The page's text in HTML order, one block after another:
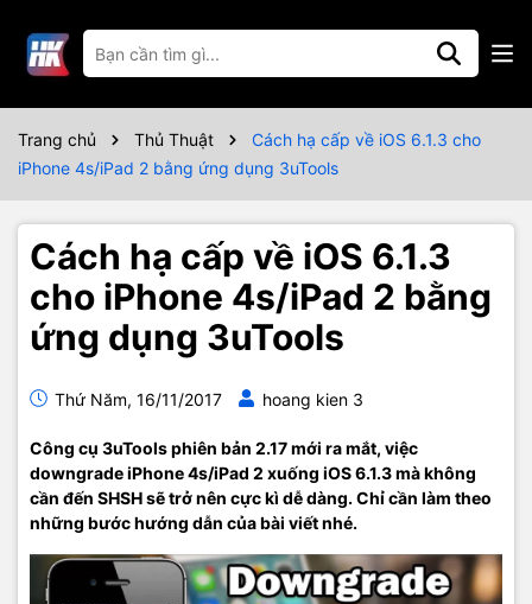
Trang chủ Thủ Thuật
Cách hạ cấp về iOS 6.1.3 cho
iPhone 4s/iPad 2 bằng ứng dụng 3uTools
Cách hạ cấp về iOS 6.1.3
cho iPhone 4s/iPad 2 bằng
ứng dụng 3uTools
Thứ Năm, 16/11/2017 hoang kien 3
Công cụ 3uTools phiên bản 2.17 mới ra mắt, việc
downgrade iPhone 4s/iPad 2 xuống iOS 6.1.3 mà không
cần đến SHSH sẽ trở nên cực kì dễ dàng. Chỉ cần làm theo
những bước hướng dẫn của bài viết nhé.